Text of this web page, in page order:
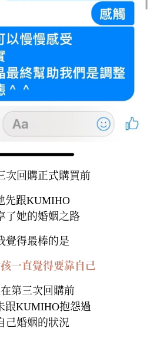
次回購正式購買前
先跟KUMIHO
了她的婚姻之路
覺得最棒的是
一直覺得要靠自己
第三次回購前
跟KUMIHO抱怨過
己婚姻的狀況